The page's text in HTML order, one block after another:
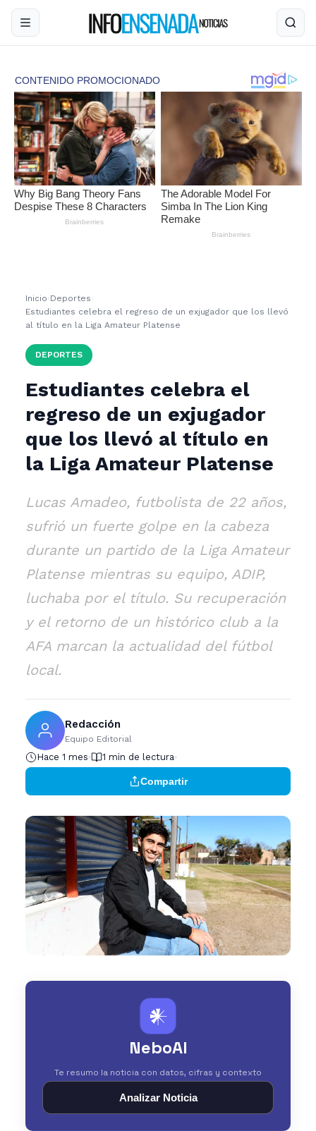
Inicio ›Deportes ›
Estudiantes celebra el regreso de un exjugador que los llevó
al título en la Liga Amateur Platense
DEPORTES
Estudiantes celebra el
regreso de un exjugador
que los llevó al título en
la Liga Amateur Platense
Lucas Amadeo, futbolista de 22 años,
sufrió un fuerte golpe en la cabeza
durante un partido de la Liga Amateur
Platense mientras su equipo, ADIP,
luchaba por el título. Su recuperación
y el retorno de un histórico club a la
AFA marcan la actualidad del fútbol
local.
Redacción
Equipo Editorial
Hace 1 mes 1 min de lectura
Compartir
𒀭
NeboAI
Te resumo la noticia con datos, cifras y contexto
Analizar Noticia